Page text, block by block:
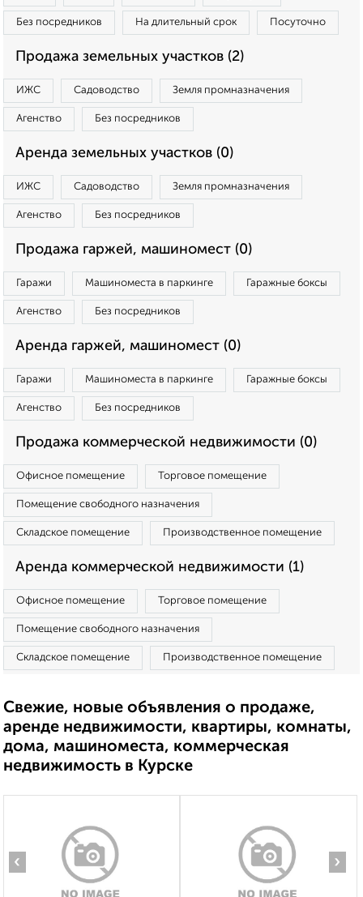
Без посредников На длительный срок Посуточно
Продажа земельных участков (2)
ИЖС Садоводство Земля промназначения
Агенство Без посредников
Аренда земельных участков (0)
ИЖС Садоводство Земля промназначения
Агенство Без посредников
Продажа гаржей, машиномест (0)
Гаражи Машиноместа в паркинге Гаражные боксы
Агенство Без посредников
Аренда гаржей, машиномест (0)
Гаражи Машиноместа в паркинге Гаражные боксы
Агенство Без посредников
Продажа коммерческой недвижимости (0)
Офисное помещение Торговое помещение
Помещение свободного назначения
Складское помещение Производственное помещение
Аренда коммерческой недвижимости (1)
Офисное помещение Торговое помещение
Помещение свободного назначения
Складское помещение Производственное помещение
Свежие, новые объявления о продаже,
аренде недвижимости, квартиры, комнаты,
дома, машиноместа, коммерческая
недвижимость в Курске
‹ ›